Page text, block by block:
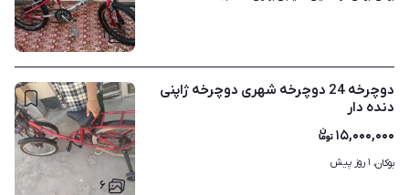
۱
۶
دوچرخه 24 دوچرخه شهری دوچرخه ژاپنی
دنده دار
۱۵,۰۰۰,۰۰۰
بوکان، ۱ روز پیش